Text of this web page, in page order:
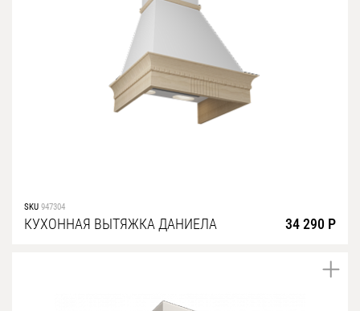
SKU 947304
КУХОННАЯ ВЫТЯЖКА ДАНИЕЛА 34 290 Р